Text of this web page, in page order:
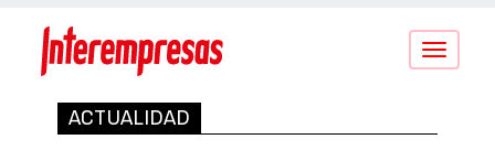
Conmutar
ACTUALIDAD